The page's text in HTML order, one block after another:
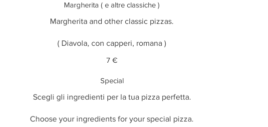
Margherita ( e altre classiche )
Margherita and other classic pizzas.
( Diavola, con capperi, romana )
7 €
Special
Scegli gli ingredienti per la tua pizza perfetta.
Choose your ingredients for your special pizza.